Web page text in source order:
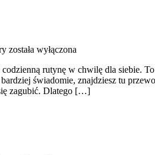
została wyłączona
rutynę w chwilę dla siebie.
świadomie, znajdziesz tu
zagubić. Dlatego […]